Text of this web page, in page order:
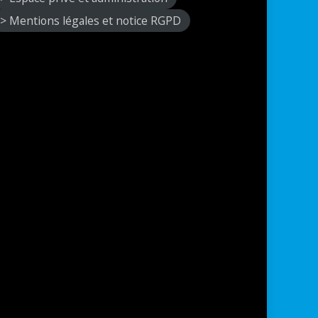
> Mentions légales et notice RGPD